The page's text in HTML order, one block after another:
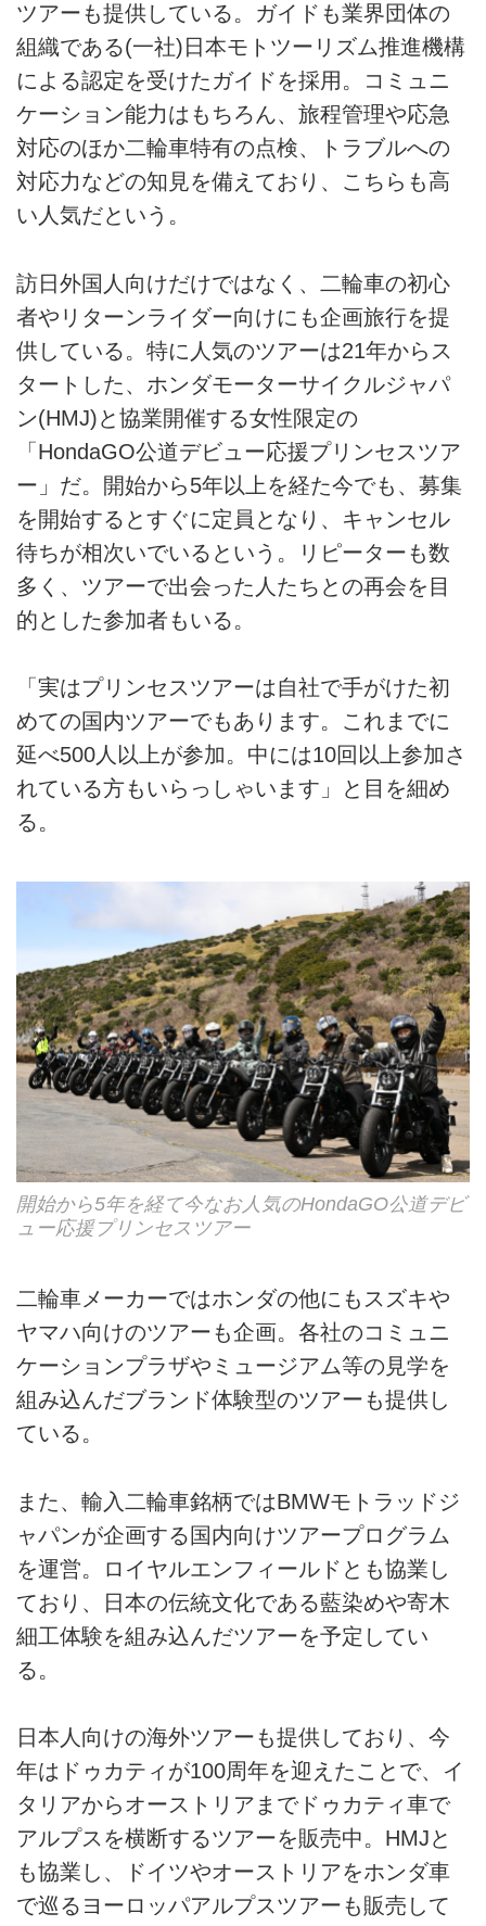
ツアーも提供している。ガイドも業界団体の
組織である(一社)日本モトツーリズム推進機構
による認定を受けたガイドを採用。コミュニ
ケーション能力はもちろん、旅程管理や応急
対応のほか二輪車特有の点検、トラブルへの
対応力などの知見を備えており、こちらも高
い人気だという。
訪日外国人向けだけではなく、二輪車の初心
者やリターンライダー向けにも企画旅行を提
供している。特に人気のツアーは21年からス
タートした、ホンダモーターサイクルジャパ
ン(HMJ)と協業開催する女性限定の
「HondaGO公道デビュー応援プリンセスツア
ー」だ。開始から5年以上を経た今でも、募集
を開始するとすぐに定員となり、キャンセル
待ちが相次いでいるという。リピーターも数
多く、ツアーで出会った人たちとの再会を目
的とした参加者もいる。
「実はプリンセスツアーは自社で手がけた初
めての国内ツアーでもあります。これまでに
延べ500人以上が参加。中には10回以上参加さ
れている方もいらっしゃいます」と目を細め
る。
開始から5年を経て今なお人気のHondaGO公道デビ
ュー応援プリンセスツアー
二輪車メーカーではホンダの他にもスズキや
ヤマハ向けのツアーも企画。各社のコミュニ
ケーションプラザやミュージアム等の見学を
組み込んだブランド体験型のツアーも提供し
ている。
また、輸入二輪車銘柄ではBMWモトラッドジ
ャパンが企画する国内向けツアープログラム
を運営。ロイヤルエンフィールドとも協業し
ており、日本の伝統文化である藍染めや寄木
細工体験を組み込んだツアーを予定してい
る。
日本人向けの海外ツアーも提供しており、今
年はドゥカティが100周年を迎えたことで、イ
タリアからオーストリアまでドゥカティ車で
アルプスを横断するツアーを販売中。HMJと
も協業し、ドイツやオーストリアをホンダ車
で巡るヨーロッパアルプスツアーも販売して